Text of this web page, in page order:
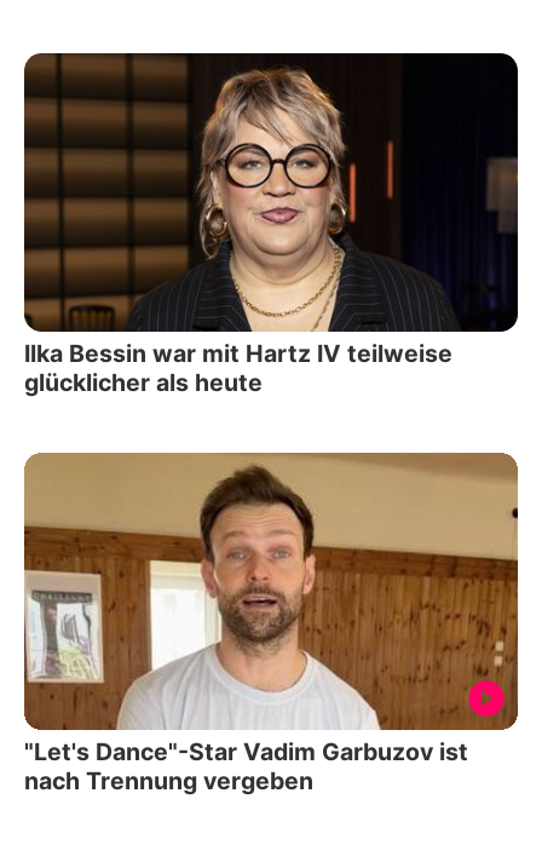
Ilka Bessin war mit Hartz IV teilweise
glücklicher als heute
"Let's Dance"-Star Vadim Garbuzov ist
nach Trennung vergeben